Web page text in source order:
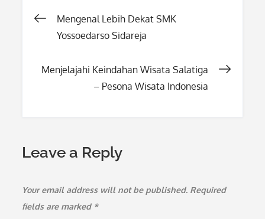
Post
Mengenal Lebih Dekat SMK
Yossoedarso Sidareja
Menjelajahi Keindahan Wisata Salatiga
– Pesona Wisata Indonesia
Leave a Reply
Your email address will not be published. Required
fields are marked *